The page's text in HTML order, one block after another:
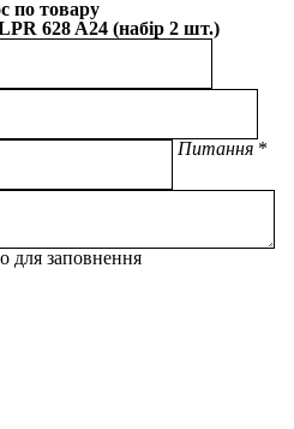
по товару
628 A24 (набір 2 шт.)
Питання
для заповнення